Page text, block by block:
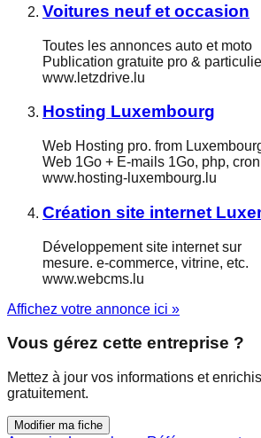
Voitures neuf et occasion
Toutes les annonces auto et moto
Publication gratuite pro &
www.letzdrive.lu
Hosting Luxembourg
Web Hosting pro. from
Web 1Go + E-mails 1Go, php,
www.hosting-luxembourg.lu
Création site internet
Développement site internet sur
mesure. e-commerce, vitrine, etc.
www.webcms.lu
Affichez votre annonce ici »
Vous gérez cette entreprise ?
Mettez à jour vos informations et
gratuitement.
Modifier ma fiche